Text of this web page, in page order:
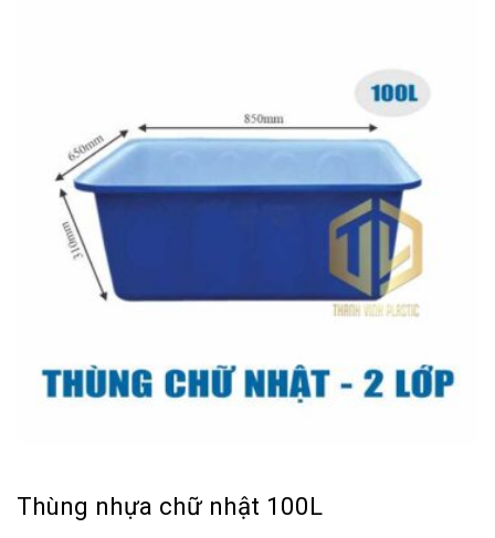
Thùng nhựa chữ nhật 100L